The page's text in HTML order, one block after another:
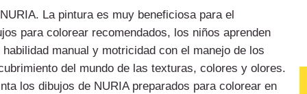
La pintura es muy beneficiosa para el
para colorear recomendados, los niños aprenden
manual y motricidad con el manejo de los
del mundo de las texturas, colores y olores.
los dibujos de NURIA preparados para colorear en